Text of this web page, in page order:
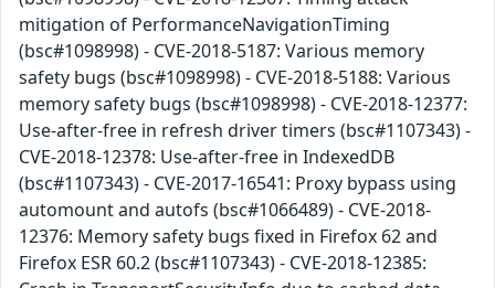
mitigation of PerformanceNavigationTiming
(bsc#1098998) - CVE-2018-5187: Various memory
safety bugs (bsc#1098998) - CVE-2018-5188: Various
memory safety bugs (bsc#1098998) - CVE-2018-12377:
Use-after-free in refresh driver timers (bsc#1107343) -
CVE-2018-12378: Use-after-free in IndexedDB
(bsc#1107343) - CVE-2017-16541: Proxy bypass using
automount and autofs (bsc#1066489) - CVE-2018-
12376: Memory safety bugs fixed in Firefox 62 and
Firefox ESR 60.2 (bsc#1107343) - CVE-2018-12385: